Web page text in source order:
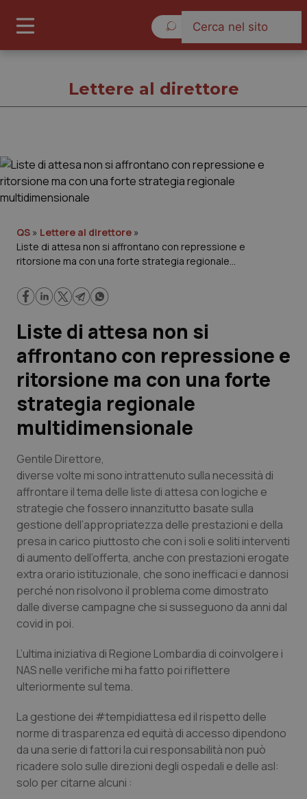
Cronache
Governo e Parlamento
Regioni e Asl
Lavoro e Professioni
Scienza e Farmaci
Studi e Analisi
Lettere al direttore
QS Pro
Professionisti Sanitari.AI
Abruzzo
Basilicata
Calabria
Campania
Emilia-Romagna
Friuli Venezia Giulia
Lazio
QS Pro Gold
Artrite & artrosi
Asma & BPCO
Car-T
Colesterolo & coronaropatie
Dermatite Atopica
Diabete & glucometri
QS Club Newsletter
Lettere al direttore
QS » Lettere al direttore »
Liste di attesa non si affrontano con repressione e
ritorsione ma con una forte strategia regionale
Liste di attesa non si
affrontano con repressione e
ritorsione ma con una forte
strategia regionale
multidimensionale
Gentile Direttore,
diverse volte mi sono intrattenuto sulla necessità di
affrontare il tema delle liste di attesa con logiche e
strategie che fossero innanzitutto basate sulla
gestione dell’appropriatezza delle prestazioni e della
presa in carico piuttosto che con i soli e soliti interventi
di aumento dell’offerta, anche con prestazioni erogate
extra orario istituzionale, che sono inefficaci e dannosi
perché non risolvono il problema come dimostrato
dalle diverse campagne che si susseguono da anni dal
covid in poi.
L’ultima iniziativa di Regione Lombardia di coinvolgere i
NAS nelle verifiche mi ha fatto poi riflettere
ulteriormente sul tema.
La gestione dei #tempidiattesa ed il rispetto delle
norme di trasparenza ed equità di accesso dipendono
da una serie di fattori la cui responsabilità non può
ricadere solo sulle direzioni degli ospedali e delle asl:
solo per citarne alcuni :